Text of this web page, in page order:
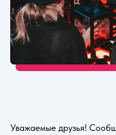
Уважаемые друзья!